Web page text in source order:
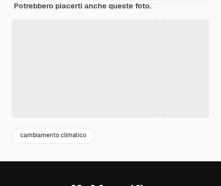
Potrebbero piacerti anche queste foto.
cambiamento climatico